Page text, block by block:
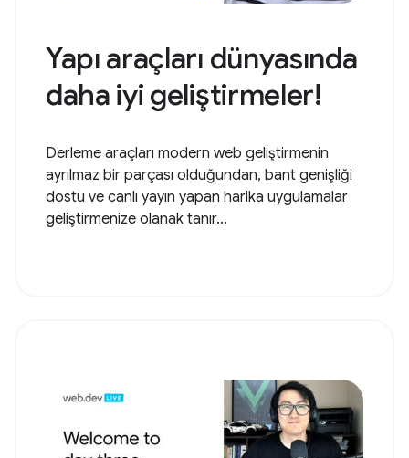
Yapı araçları dünyasında
daha iyi geliştirmeler!
Derleme araçları modern web geliştirmenin
ayrılmaz bir parçası olduğundan, bant genişliği
dostu ve canlı yayın yapan harika uygulamalar
geliştirmenize olanak tanır...